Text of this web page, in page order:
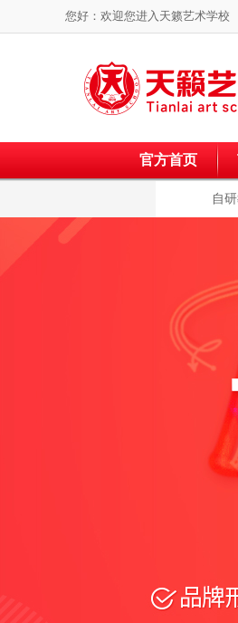
您好：欢迎您进入 天籁艺术学校
官方首页
自